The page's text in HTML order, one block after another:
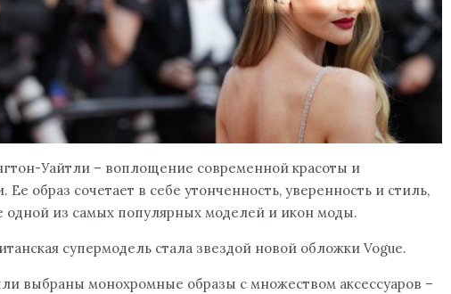
Уайтли – воплощение современной красоты и
Ее образ сочетает в себе утонченность, уверенность и стиль,
одной из самых популярных моделей и икон моды.
супермодель стала звездой новой обложки Vogue.
выбраны монохромные образы с множеством аксессуаров –